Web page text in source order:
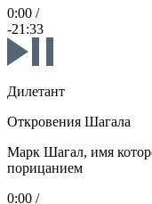
0:00 /
-21:33
Дилетант
Откровения Шагала
Марк Шагал, имя
порицанием
0:00 /